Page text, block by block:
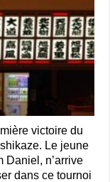
victoire du
Le jeune
Daniel, n’arrive
dans ce tournoi